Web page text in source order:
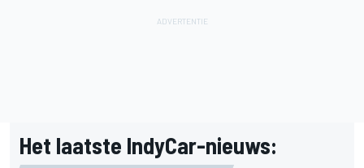
Het laatste IndyCar-nieuws: